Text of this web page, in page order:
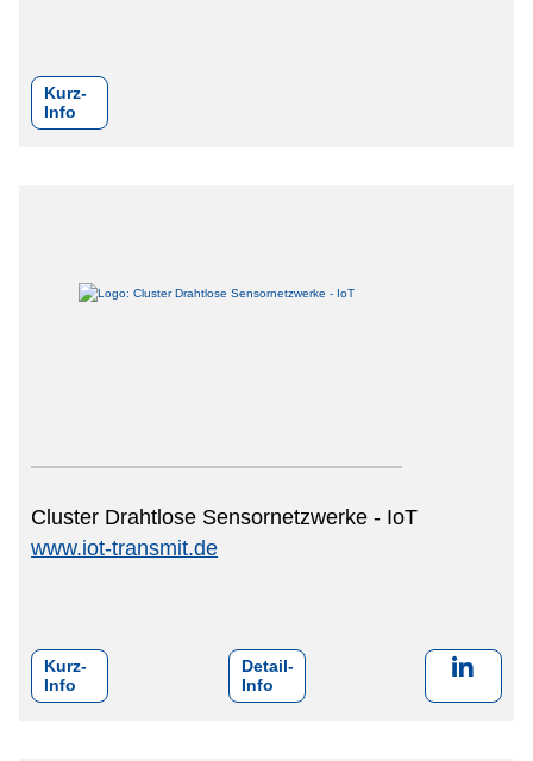
Kurz-
Info
Cluster Drahtlose Sensornetzwerke - IoT
www.iot-transmit.de
Kurz-
Info
Detail-
Info